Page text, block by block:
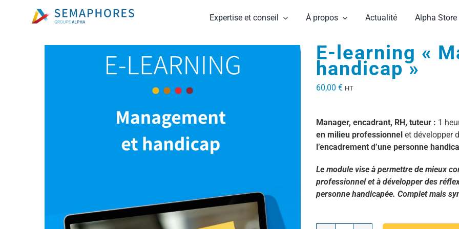
Expertise et conseil À propos Actualité Alpha Store
E-learning «
handicap »
60,00 € HT
Manager, encadrant, RH, tuteur : 1
en milieu professionnel et développer
l’encadrement d’une personne
Le module vise à permettre de mieux
professionnel et à développer des
personne handicapée. Complet mais